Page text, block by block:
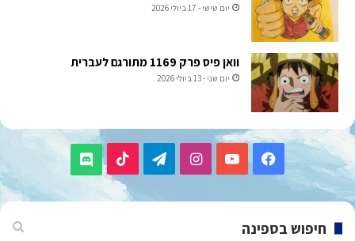
יום שישי - 17 ביולי 2026
וואן פיס פרק 1169 מתורגם לעברית
יום שני - 13 ביולי 2026
Facebook
YouTube
Instagram
Telegram
TikTok
Discord
חיפוש בספינה